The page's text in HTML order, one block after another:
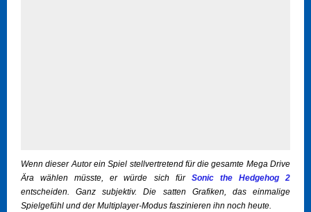
Wenn dieser Autor ein Spiel stellvertretend für die gesamte Mega Drive
Ära wählen müsste, er würde sich für Sonic the Hedgehog 2
entscheiden. Ganz subjektiv. Die satten Grafiken, das einmalige
Spielgefühl und der Multiplayer-Modus faszinieren ihn noch heute.